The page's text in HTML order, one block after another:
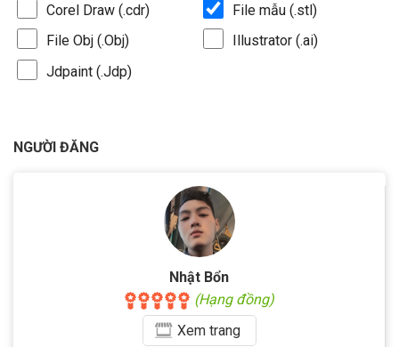
Corel Draw (.cdr)
File mẫu (.stl)
File Obj (.Obj)
Illustrator (.ai)
Jdpaint (.Jdp)
NGƯỜI ĐĂNG
Nhật Bổn
(Hạng đồng)
Xemtrang